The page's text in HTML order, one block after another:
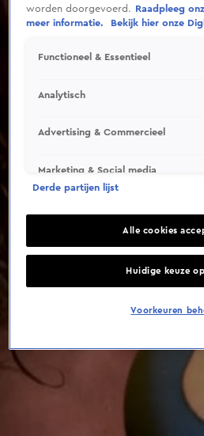
worden doorgevoerd.
Raadpleeg
meer informatie.
Bekijk hier onze
Functioneel & Essentieel
Analytisch
Advertising & Commercieel
Marketing & Social media
Derde partijen lijst
Alle cookies
Huidige keuze
Voorkeuren